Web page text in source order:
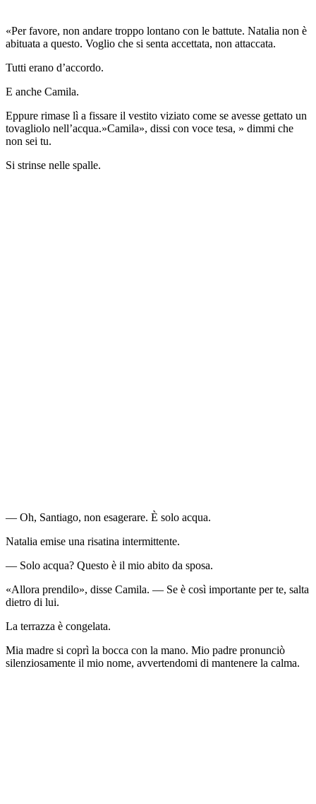
«Per favore, non andare troppo lontano con le battute. Natalia non è
abituata a questo. Voglio che si senta accettata, non attaccata.
Tutti erano d’accordo.
E anche Camila.
Eppure rimase lì a fissare il vestito viziato come se avesse gettato un
tovagliolo nell’acqua.»Camila», dissi con voce tesa, » dimmi che
non sei tu.
Si strinse nelle spalle.
— Oh, Santiago, non esagerare. È solo acqua.
Natalia emise una risatina intermittente.
— Solo acqua? Questo è il mio abito da sposa.
«Allora prendilo», disse Camila. — Se è così importante per te, salta
dietro di lui.
La terrazza è congelata.
Mia madre si coprì la bocca con la mano. Mio padre pronunciò
silenziosamente il mio nome, avvertendomi di mantenere la calma.